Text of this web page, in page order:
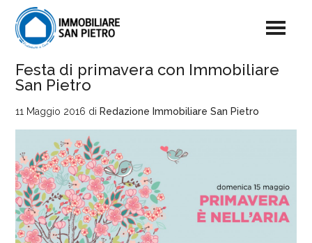
Festa di primavera con Immobiliare
San Pietro
11 Maggio 2016 di Redazione Immobiliare San Pietro